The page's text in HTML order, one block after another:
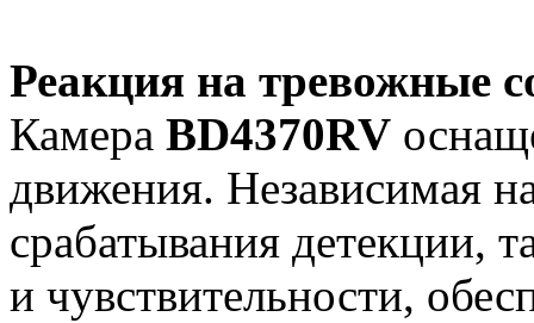
Реакция на тревожные
Камера BD4370RV
движения. Независимая
срабатывания детекции,
и чувствительности,